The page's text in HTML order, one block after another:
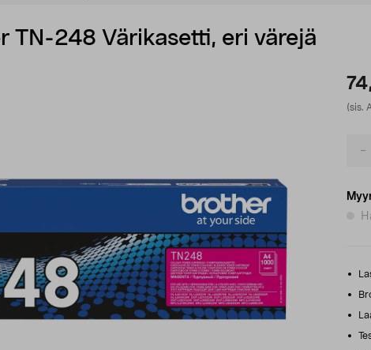
TN-248 Värikasetti, eri värejä
(sis.